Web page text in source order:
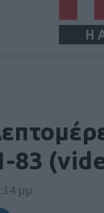
Η
83
μμ